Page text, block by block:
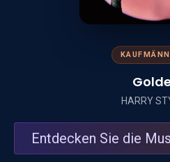
HARRY
Entdecken Sie die